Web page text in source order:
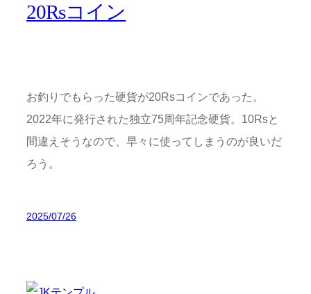
20Rsコイン
お釣りでもらった硬貨が20Rsコインであった。
2022年に発行された独立75周年記念硬貨。10Rsと
間違えそうなので、早々に使ってしまうのが良いだ
ろう。
2025/07/26